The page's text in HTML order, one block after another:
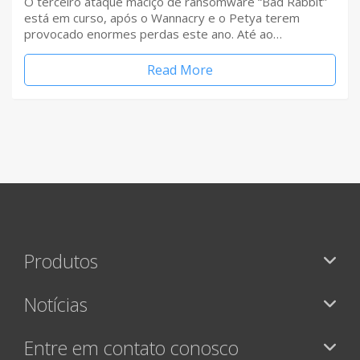
está em curso, após o Wannacry e o Petya terem
provocado enormes perdas este ano. Até ao…
Read More
Produtos
Notícias
Entre em contato conosco